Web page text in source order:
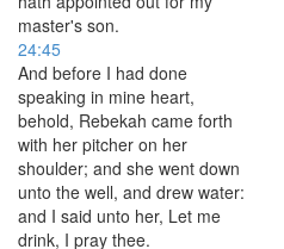
master's son.
24:45
And before I had done
speaking in mine heart,
behold, Rebekah came forth
with her pitcher on her
shoulder; and she went down
unto the well, and drew water:
and I said unto her, Let me
drink, I pray thee.